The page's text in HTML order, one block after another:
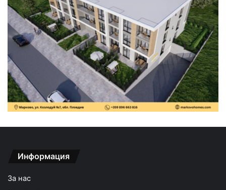
Информация
За нас